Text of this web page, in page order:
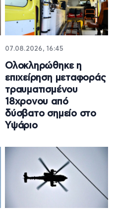
07.08.2026, 16:45
Ολοκληρώθηκε η
επιχείρηση μεταφοράς
τραυματισμένου
18χρονου από
δύσβατο σημείο στο
Υψάριο